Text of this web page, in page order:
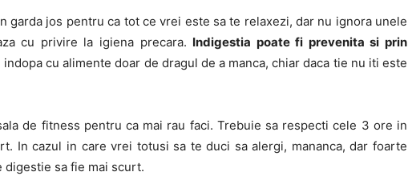
garda jos pentru ca tot ce vrei este sa te relaxezi, dar nu ignora unele
cu privire la igiena precara. Indigestia poate fi prevenita si prin
indopa cu alimente doar de dragul de a manca, chiar daca tie nu iti este
de fitness pentru ca mai rau faci. Trebuie sa respecti cele 3 ore in
In cazul in care vrei totusi sa te duci sa alergi, mananca, dar foarte
digestie sa fie mai scurt.